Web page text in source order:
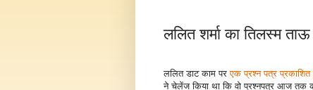
ललित शर्मा का तिलस्म ताऊ
ललित डाट काम परएक प्रश्न पत्र
ने चेलेंज किया था कि वो प्रश्नपत्र आज तक